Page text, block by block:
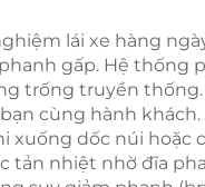
lái xe hàng
gấp. Hệ thống
trống truyền
cùng hành
xuống dốc núi hoặc
nhiệt nhờ đĩa